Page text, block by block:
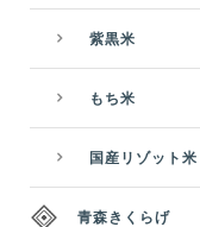
紫黒米
もち米
国産リゾット米
青森きくらげ